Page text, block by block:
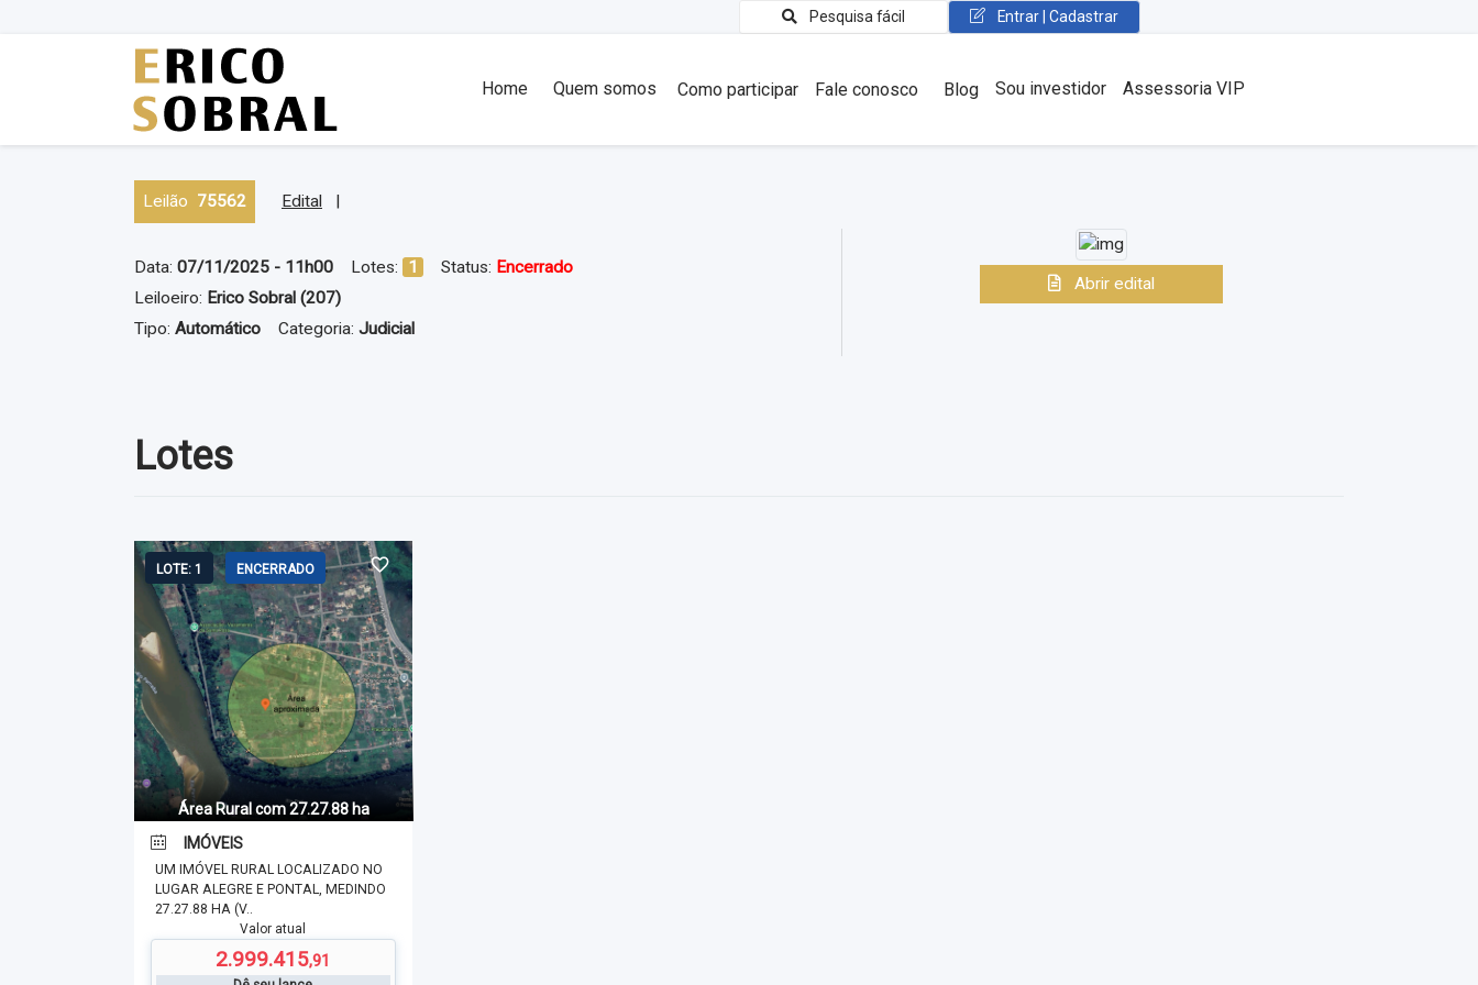
Pesquisa fácil Entrar | Cadastrar
Home Quem somos Como participar Fale conosco Blog Sou investidor Assessoria VIP
Leilão 75562 Edital |
Data: 07/11/2025 - 11h00 Lotes: 1 Status: Encerrado
Leiloeiro: Erico Sobral (207)
Tipo: Automático Categoria: Judicial
Abrir edital
Lotes
LOTE: 1 ENCERRADO
Área Rural com 27.27.88 ha
IMÓVEIS
UM IMÓVEL RURAL LOCALIZADO NO
LUGAR ALEGRE E PONTAL, MEDINDO
27.27.88 HA (V..
Valor atual
2.999.415,91